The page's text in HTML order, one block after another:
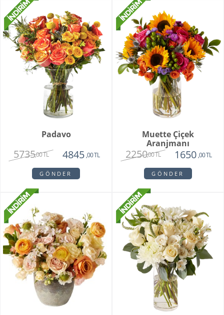
Padavo
5735,00 TL 4845 ,00 TL
GÖNDER
Muette Çiçek
Aranjmanı
2250,00 TL 1650 ,00 TL
GÖNDER